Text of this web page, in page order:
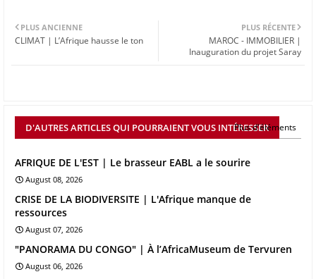
PLUS RÉCENTE
MAROC - IMMOBILIER |
Inauguration du projet Saray
PLUS ANCIENNE
CLIMAT | L’Afrique hausse le ton
D'AUTRES ARTICLES QUI POURRAIENT VOUS INTÉRESSER
Plus d'éléments
AFRIQUE DE L'EST | Le brasseur EABL a le sourire
August 08, 2026
CRISE DE LA BIODIVERSITE | L'Afrique manque de
ressources
August 07, 2026
"PANORAMA DU CONGO" | À l’AfricaMuseum de Tervuren
August 06, 2026